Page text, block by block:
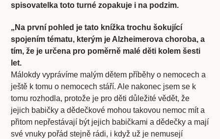
spisovatelka toto turné zopakuje i na podzim.
„Na první pohled je tato knížka trochu šokující
spojením tématu, kterým je Alzheimerova choroba, a
tím, že je určena pro poměrně malé děti kolem šesti
let.
Málokdy vyprávíme malým dětem příběhy o nemocech a
ještě k tomu o nemocech stáří. Ale nakonec jsem se k
tomu rozhodla, protože je pro děti důležité vědět, že
jejich babičky a dědečkové mohou takovou nemoc mít a
přitom nepřestávají být jejich babičkami a dědečky a mají
své vnuky pořád stejně rádi, i když už je nemusejí